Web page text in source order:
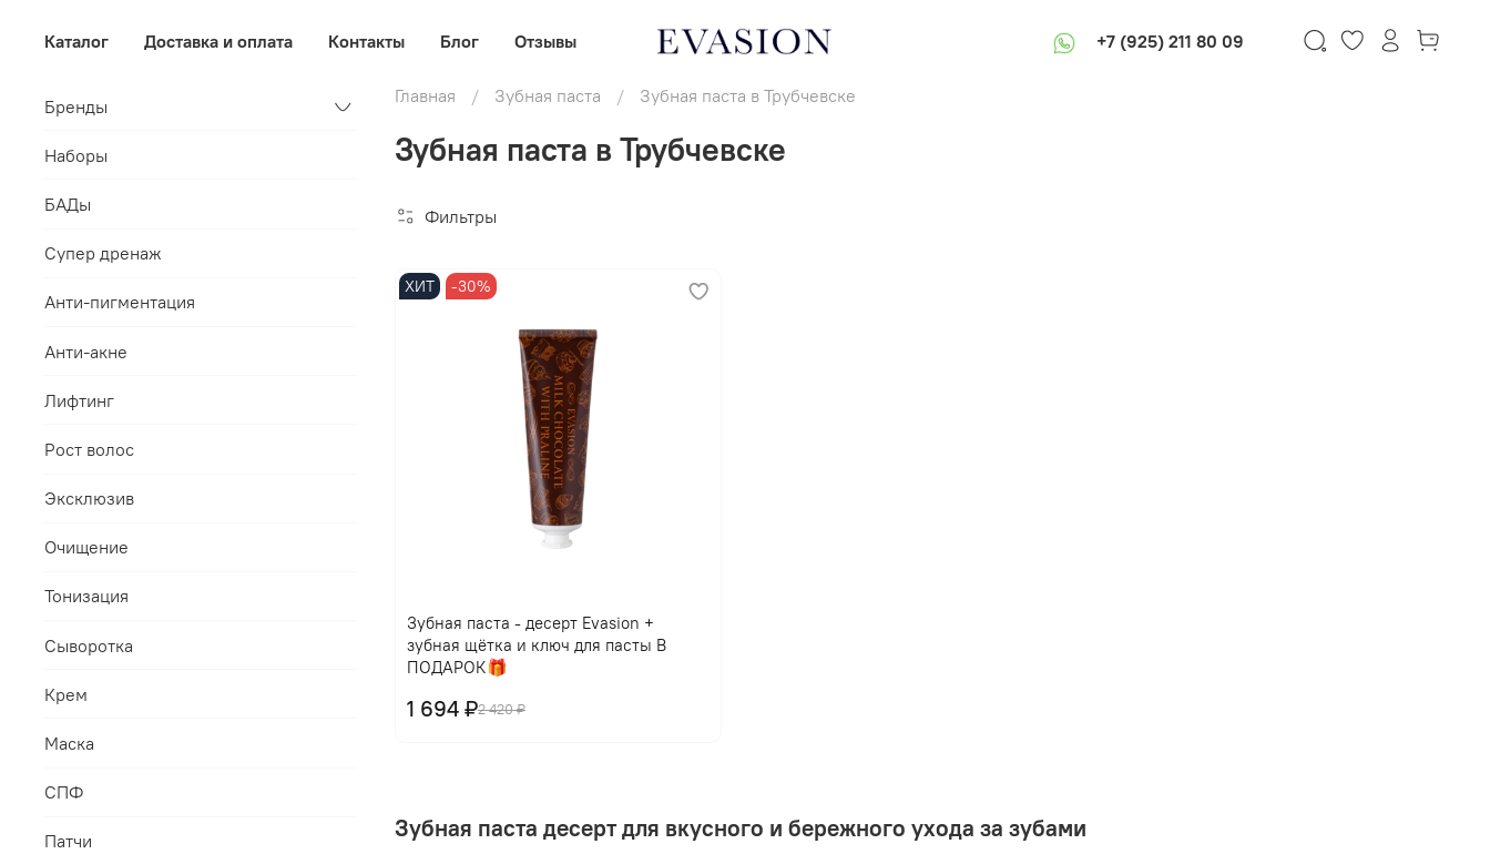
Каталог Доставка и оплата Контакты Блог Отзывы +7 (925) 211 80 09
Главная Зубная паста Зубная паста в Трубчевске
Зубная паста в Трубчевске
Фильтры
ХИТ -30%
Зубная паста - десерт Evasion +
зубная щётка и ключ для пасты В
ПОДАРОК🎁
2 420 ₽
1 694 ₽
В корзину
Зубная паста десерт для вкусного и бережного ухода за зубами
Бренды
Наборы
БАДы
Супер дренаж
Анти-пигментация
Анти-акне
Лифтинг
Рост волос
Эксклюзив
Очищение
Тонизация
Сыворотка
Крем
Маска
СПФ
Патчи